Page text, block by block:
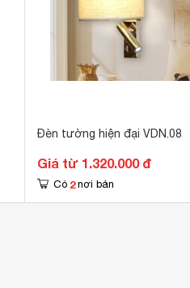
Đèn tường hiện đại VDN.08
Giá từ 1.320.000 đ
Có 2 nơi bán